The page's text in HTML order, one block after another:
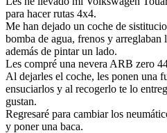
para hacer rutas 4x4.
Me han dejado un coche de
bomba de agua, frenos y arreglaban
además de pintar un lado.
Les compré una nevera ARB zero
Al dejarles el coche, les ponen una
ensuciarlos y al recogerlo te lo
gustan.
Regresaré para cambiar los
y poner una baca.